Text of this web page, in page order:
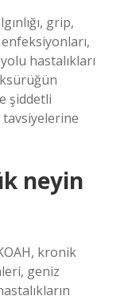
grip,
hastalıkları
şiddetli
neyin
kronik
geniz